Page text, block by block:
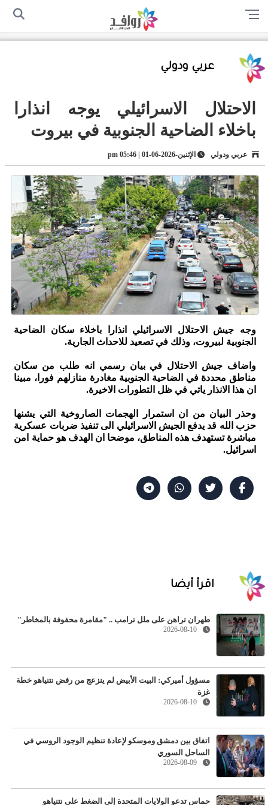
الرئيسية سياسة الخصوصية
عربي ودولي
الاحتلال الاسرائيلي يوجه انذارا
باخلاء الضاحية الجنوبية في بيروت
عربي ودولي الإثنين-2026-06-01 | 05:46 pm
وجه جيش الاحتلال الاسرائيلي انذارا باخلاء سكان الضاحية
الجنوبية لبيروت، وذلك في تصعيد للاحداث الجارية.
واضاف جيش الاحتلال في بيان رسمي انه طلب من سكان
مناطق محددة في الضاحية الجنوبية مغادرة منازلهم فورا، مبينا
ان هذا الانذار ياتي في ظل التطورات الاخيرة.
وحذر البيان من ان استمرار الهجمات الصاروخية التي يشنها
حزب الله قد يدفع الجيش الاسرائيلي الى تنفيذ ضربات عسكرية
مباشرة تستهدف هذه المناطق، موضحا ان الهدف هو حماية امن
اسرائيل.
اقرأ أيضا
طهران تراهن على ملل ترامب .. "مقامرة محفوفة بالمخاطر"
2026-08-10
مسؤول أميركي: البيت الأبيض لم ينزعج من رفض نتنياهو خطة
غزة
2026-08-10
اتفاق بين دمشق وموسكو لإعادة تنظيم الوجود الروسي في
الساحل السوري
2026-08-09
حماس تدعو الولايات المتحدة إلى الضغط على نتنياهو